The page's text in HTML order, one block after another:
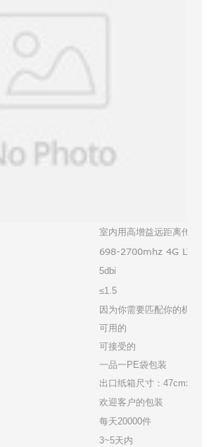
室内用高增益远距离传输
698-2700mhz 4G LTE
5dbi
≤1.5
因为你需要匹配你的机器
可用的
可接受的
一品一PE袋包装
出口纸箱尺寸：
欢迎客户的包装
每天20000件
3~5天内